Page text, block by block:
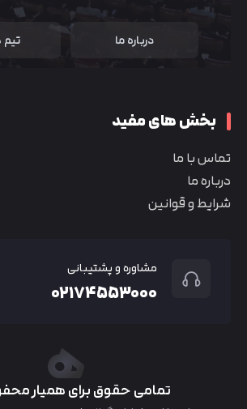
درباره ما
بخش های مفید
تماس با ما
درباره ما
شرایط و قوانین
مشاوره و پشتیبانی
۰۲۱۷۴۵۵۳۰۰۰
تمامی حقوق برای همیار